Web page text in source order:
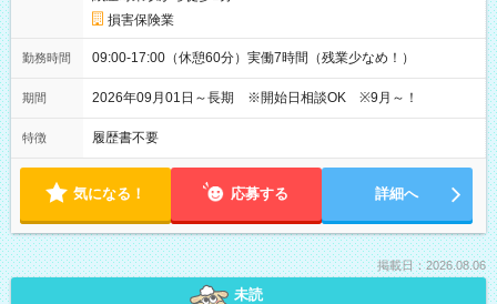
損害保険業
勤務時間 09:00-17:00（休憩60分）実働7時間（残業少なめ！）
期間 2026年09月01日～長期 ※開始日相談OK ※9月～！
特徴 履歴書不要
気になる！ 応募する 詳細へ
掲載日：2026.08.06
未読